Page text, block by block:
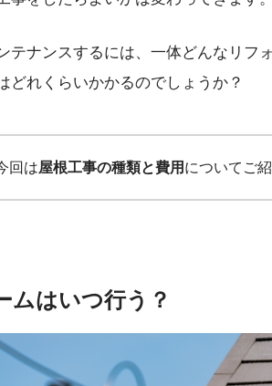
テナンスするには、一体どんなリフ
どれくらいかかるのでしょうか？
回は屋根工事の種類と費用 についてご
ムはいつ行う？